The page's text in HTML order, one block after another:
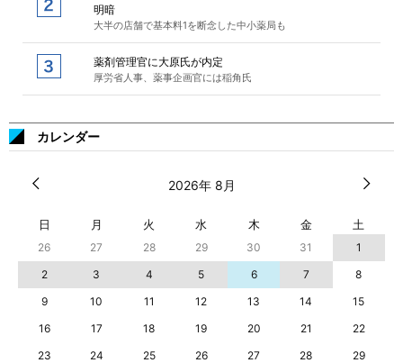
明暗
大半の店舗で基本料1を断念した中小薬局も
薬剤管理官に大原氏が内定
厚労省人事、薬事企画官には稲角氏
カレンダー
2026年 8月
日 月 火 水 木 金 土
26 27 28 29 30 31
1
2
3 4 5 6 7
8
9
10 11 12 13 14
15
16
17 18 19 20 21
22
23
24 25 26 27 28
29